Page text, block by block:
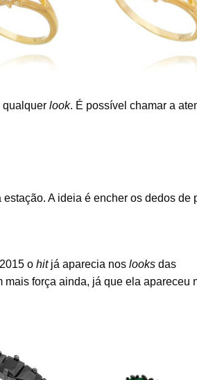
925 banho
prata 925 banho
qualquer look. É possível chamar a
A ideia é encher os dedos de
o hitjá aparecia nos looks das
mais força ainda, já que ela apareceu